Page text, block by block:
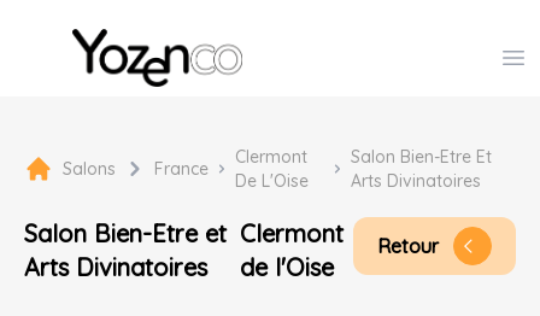
Yozenco - Organisateur de Salons, Evénements et
Salons France
Clermont
De L'Oise
Salon Bien-Etre Et
Arts Divinatoires
Salon Bien-Etre et
Arts Divinatoires
Clermont
de l'Oise
Retour arrow_back_ios